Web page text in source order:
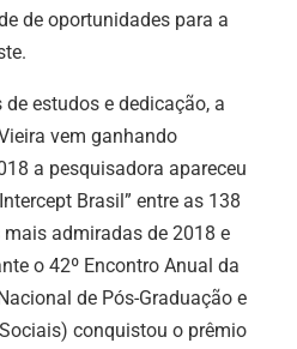
de oportunidades para a
estudos e dedicação, a
vem ganhando
a pesquisadora apareceu
Brasil” entre as 138
admiradas de 2018 e
o 42º Encontro Anual da
de Pós-Graduação e
conquistou o prêmio